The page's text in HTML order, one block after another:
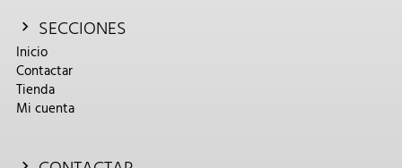
SECCIONES
Inicio
Contactar
Tienda
Mi cuenta